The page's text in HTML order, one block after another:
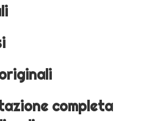
completa